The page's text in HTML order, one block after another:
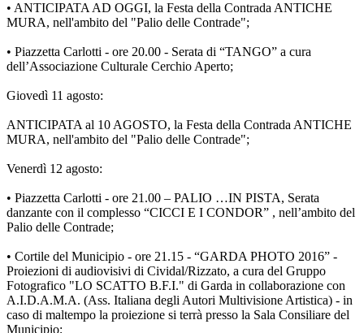
• ANTICIPATA AD OGGI, la Festa della Contrada ANTICHE
MURA, nell'ambito del "Palio delle Contrade";
• Piazzetta Carlotti - ore 20.00 - Serata di “TANGO” a cura
dell’Associazione Culturale Cerchio Aperto;
Giovedì 11 agosto:
ANTICIPATA al 10 AGOSTO, la Festa della Contrada ANTICHE
MURA, nell'ambito del "Palio delle Contrade";
Venerdì 12 agosto:
• Piazzetta Carlotti - ore 21.00 – PALIO …IN PISTA, Serata
danzante con il complesso “CICCI E I CONDOR” , nell’ambito del
Palio delle Contrade;
• Cortile del Municipio - ore 21.15 - “GARDA PHOTO 2016” -
Proiezioni di audiovisivi di Cividal/Rizzato, a cura del Gruppo
Fotografico "LO SCATTO B.F.I." di Garda in collaborazione con
A.I.D.A.M.A. (Ass. Italiana degli Autori Multivisione Artistica) - in
caso di maltempo la proiezione si terrà presso la Sala Consiliare del
Municipio;